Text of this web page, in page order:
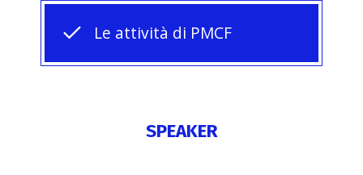
Le attività di PMCF
SPEAKER